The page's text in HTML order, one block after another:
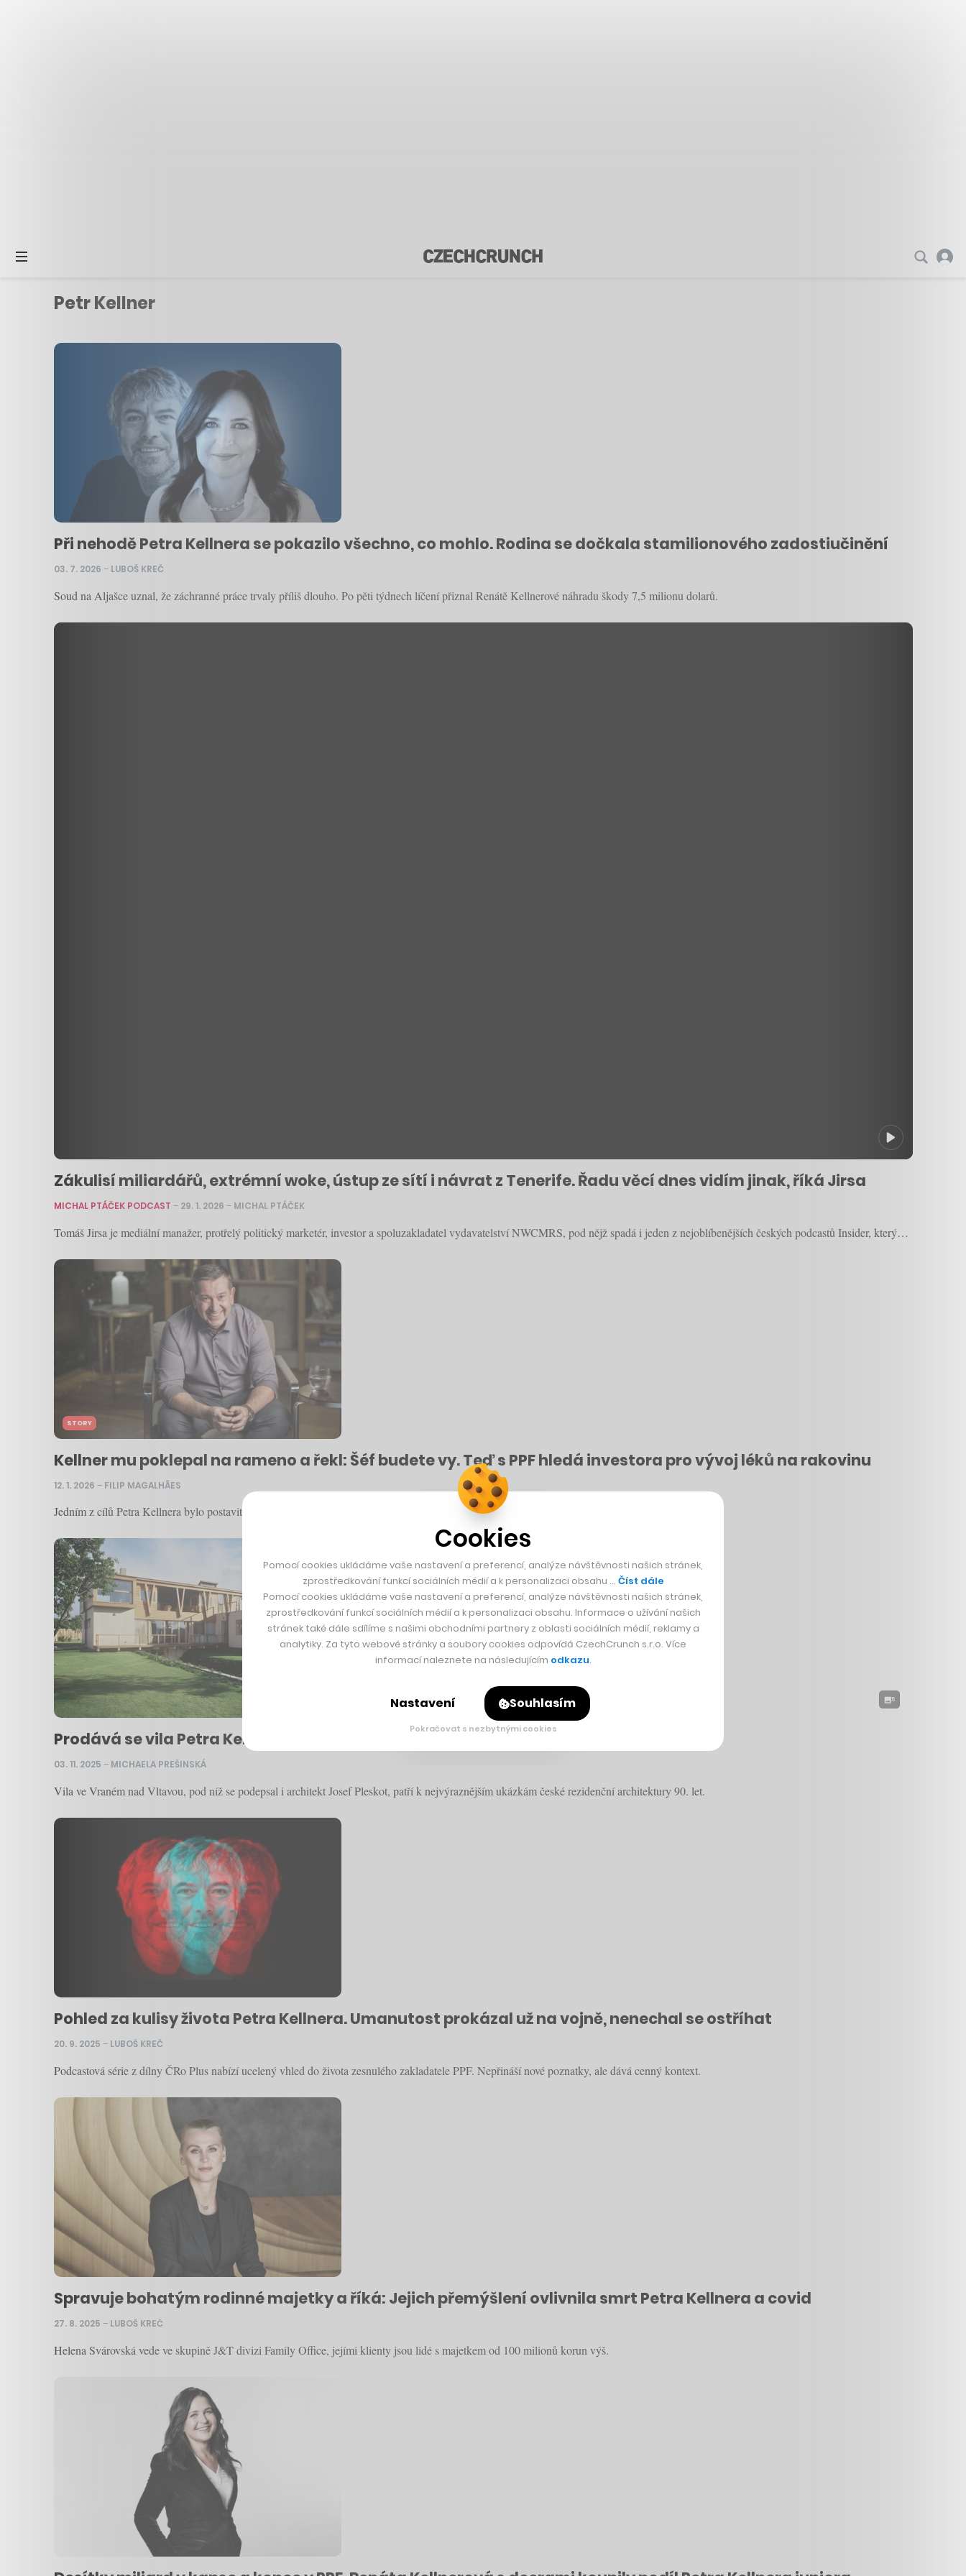
Petr Kellner
Při nehodě Petra Kellnera se pokazilo všechno, co mohlo. Rodina se dočkala stamilionového zadostiučinění
03. 7. 2026 – LUBOŠ KREČ
Soud na Aljašce uznal, že záchranné práce trvaly příliš dlouho. Po pěti týdnech líčení přiznal Renátě Kellnerové náhradu škody 7,5 milionu dolarů.
Zákulisí miliardářů, extrémní woke, ústup ze sítí i návrat z Tenerife. Řadu věcí dnes vidím jinak, říká Jirsa
MICHAL PTÁČEK PODCAST – 29. 1. 2026 – MICHAL PTÁČEK
Tomáš Jirsa je mediální manažer, protřelý politický marketér, investor a spoluzakladatel vydavatelství NWCMRS, pod nějž spadá i jeden z nejoblíbenějších českých podcastů Insider, který…
STORY
Kellner mu poklepal na rameno a řekl: Šéf budete vy. Teď s PPF hledá investora pro vývoj léků na rakovinu
12. 1. 2026 – FILIP MAGALHÃES
Jedním z cílů Petra Kellnera bylo postavit v Česku firmu, která bude vyvíjet onkologické léky. Sotio se nyní podle jeho šéfa poohlíží po investorech.
5
Prodává se vila Petra Kellnera, kterou navrhl Josef Pleskot. Cena? 50 milionů korun
03. 11. 2025 – MICHAELA PREŠINSKÁ
Vila ve Vraném nad Vltavou, pod níž se podepsal i architekt Josef Pleskot, patří k nejvýraznějším ukázkám české rezidenční architektury 90. let.
Pohled za kulisy života Petra Kellnera. Umanutost prokázal už na vojně, nenechal se ostříhat
20. 9. 2025 – LUBOŠ KREČ
Podcastová série z dílny ČRo Plus nabízí ucelený vhled do života zesnulého zakladatele PPF. Nepřináší nové poznatky, ale dává cenný kontext.
Spravuje bohatým rodinné majetky a říká: Jejich přemýšlení ovlivnila smrt Petra Kellnera a covid
27. 8. 2025 – LUBOŠ KREČ
Helena Svárovská vede ve skupině J&T divizi Family Office, jejími klienty jsou lidé s majetkem od 100 milionů korun výš.
Cookies
Pomocí cookies ukládáme vaše nastavení a preferencí, analýze návštěvnosti našich stránek,
zprostředkování funkcí sociálních médií a k personalizaci obsahu … Číst dále
Pomocí cookies ukládáme vaše nastavení a preferencí, analýze návštěvnosti našich stránek,
zprostředkování funkcí sociálních médií a k personalizaci obsahu. Informace o užívání našich
stránek také dále sdílíme s našimi obchodními partnery z oblasti sociálních médií, reklamy a
analytiky. Za tyto webové stránky a soubory cookies odpovídá CzechCrunch s.r.o. Více
informací naleznete na následujícím odkazu.
Nastavení Souhlasím
Pokračovat s nezbytnými cookies